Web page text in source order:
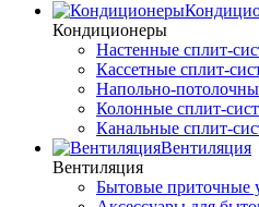
Кондиционеры
Настенные сплит-
Кассетные сплит-
Напольно-
Колонные сплит-
Канальные сплит-
Вентиляция
Вентиляция
Бытовые приточные